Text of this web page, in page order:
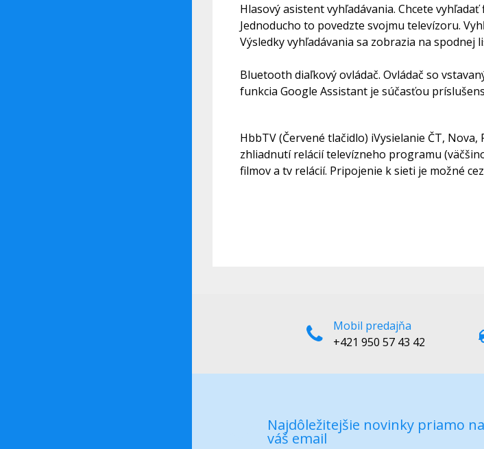
Hlasový asistent vyhľadávania. Chcete
Jednoducho to povedzte svojmu televízoru.
Výsledky vyhľadávania sa zobrazia na
Bluetooth diaľkový ovládač. Ovládač so
funkcia Google Assistant je súčasťou
HbbTV (Červené tlačidlo) iVysielanie ČT, Nova,
zhliadnutí relácií televízneho programu
filmov a tv relácií. Pripojenie k sieti je možné
Mobil predajňa
+421 950 57 43 42
Najdôležitejšie novinky priamo na
váš email